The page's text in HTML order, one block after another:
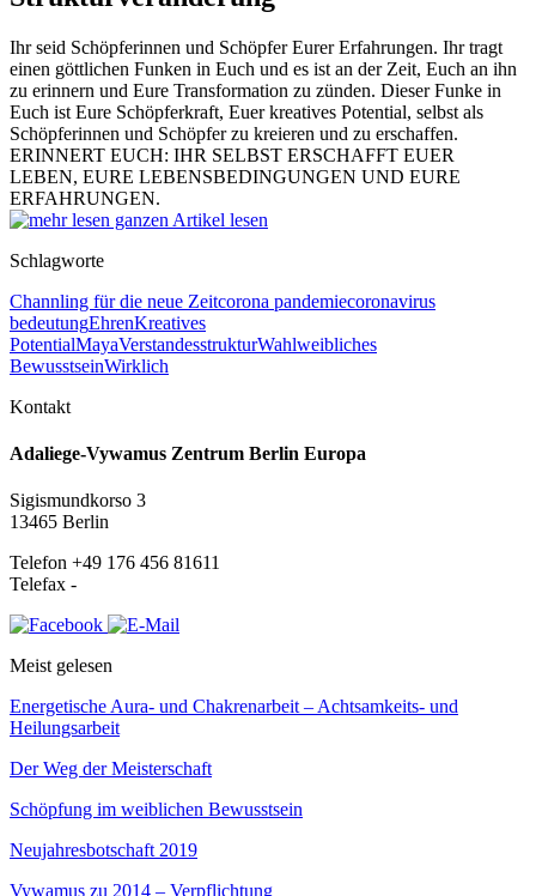
Ihr seid Schöpferinnen und Schöpfer Eurer Erfahrungen. Ihr tragt
einen göttlichen Funken in Euch und es ist an der Zeit, Euch an ihn
zu erinnern und Eure Transformation zu zünden. Dieser Funke in
Euch ist Eure Schöpferkraft, Euer kreatives Potential, selbst als
Schöpferinnen und Schöpfer zu kreieren und zu erschaffen.
ERINNERT EUCH: IHR SELBST ERSCHAFFT EUER
LEBEN, EURE LEBENSBEDINGUNGEN UND EURE
ERFAHRUNGEN.
ganzen Artikel lesen
Schlagworte
Channling für die neue Zeitcorona pandemiecoronavirus
bedeutungEhrenKreatives
PotentialMayaVerstandesstrukturWahlweibliches
BewusstseinWirklich
Kontakt
Adaliege-Vywamus Zentrum Berlin Europa
Sigismundkorso 3
13465 Berlin
Telefon +49 176 456 81611
Telefax -
Meist gelesen
Energetische Aura- und Chakrenarbeit – Achtsamkeits- und
Heilungsarbeit
Der Weg der Meisterschaft
Schöpfung im weiblichen Bewusstsein
Neujahresbotschaft 2019
Vywamus zu 2014 – Verpflichtung